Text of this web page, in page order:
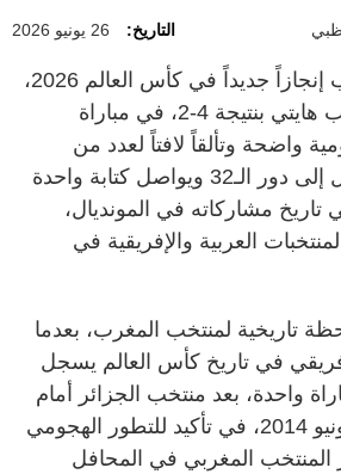
التاريخ: 26 يونيو 2026
حقق منتخب المغرب إنجازاً جديداً في كأس العالم 2026،
بعد فوزه على منتخب هايتي بنتيجة 4-2، في مباراة
واضحة وتألقاً لافتاً لعدد من
لاعبيه، ليضمن التأهل إلى دور الـ32 ويواصل كتابة واحدة
مشاركاته في المونديال،
العربية والإفريقية في
تاريخية لمنتخب المغرب، بعدما
في تاريخ كأس العالم يسجل
واحدة، بعد منتخب الجزائر أمام
كوريا الجنوبية في يونيو 2014، في تأكيد للتطور الهجومي
المنتخب المغربي في المحافل